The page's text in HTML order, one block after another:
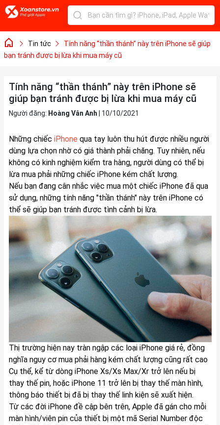
Tin tức
Tính năng “thần thánh” này trên iPhone sẽ giúp
bạn tránh được bị lừa khi mua máy cũ
Tính năng “thần thánh” này trên iPhone sẽ
giúp bạn tránh được bị lừa khi mua máy cũ
Người đăng: Hoàng Vân Anh 10/10/2021
Những chiếc iPhone qua tay luôn thu hút được nhiều người
dùng lựa chọn nhờ có giá thành phải chăng. Tuy nhiên, nếu
không có kinh nghiệm kiểm tra hàng, người dùng có thể bị
lừa mua phải những chiếc iPhone kém chất lượng.
Nếu bạn đang cân nhắc việc mua một chiếc iPhone đã qua
sử dụng, những tính năng "thần thánh" này trên iPhone có
thể sẽ giúp bạn tránh được tình cảnh bị lừa.
Thị trường hiện nay tràn ngập các loại iPhone giá rẻ, đồng
nghĩa nguy cơ mua phải hàng kém chất lượng cũng rất cao
Cụ thể, kể từ dòng iPhone Xs/Xs Max/Xr trở lên nếu bị
thay thế pin, hoặc iPhone 11 trở lên bị thay thế màn hình,
thông báo thiết bị đã bị thay thế linh kiện sẽ xuất hiện.
Từ các đời iPhone đề cập bên trên, Apple đã gán cho mỗi
màn hình/viên pin của thiết bị một mã Serial Number độc